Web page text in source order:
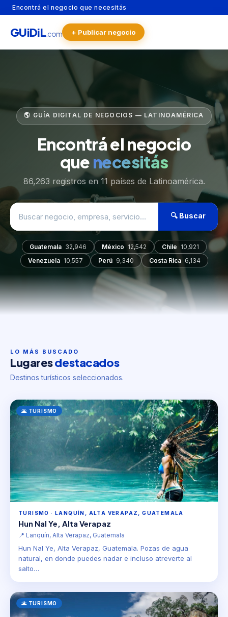
Encontrá el negocio que necesitás
GUiDiL.com + Publicar negocio
🌎 GUÍA DIGITAL DE NEGOCIOS — LATINOAMÉRICA
Encontrá el negocio
que necesitás
86,263 registros en 11 países de Latinoamérica.
🔍 Buscar
Guatemala 32,946 México 12,542 Chile 10,921
Venezuela 10,557 Perú 9,340 Costa Rica 6,134
LO MÁS BUSCADO
Lugaresdestacados
Destinos turísticos seleccionados.
🌋 TURISMO
TURISMO · LANQUÍN, ALTA VERAPAZ, GUATEMALA
Hun Nal Ye, Alta Verapaz
📍 Lanquín, Alta Verapaz, Guatemala
Hun Nal Ye, Alta Verapaz, Guatemala. Pozas de agua
natural, en donde puedes nadar e incluso atreverte al
salto…
🌋 TURISMO